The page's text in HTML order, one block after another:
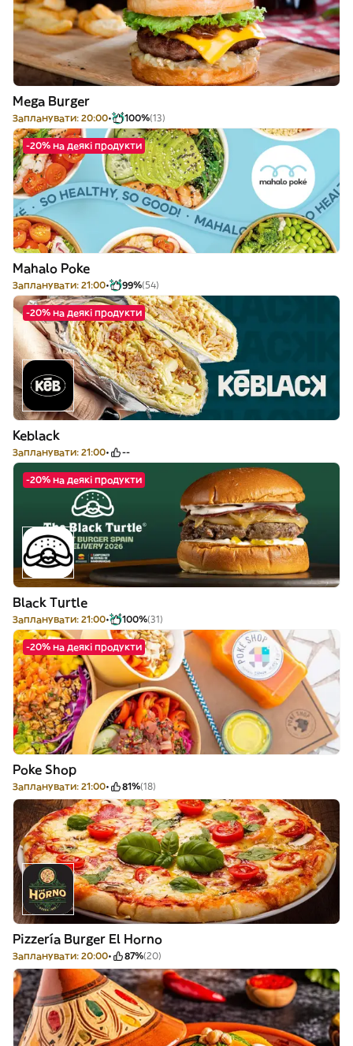
Mega Burger
Запланувати: 20:00 100%(13)
-20% на деякі продукти
Mahalo Poke
Запланувати: 21:00 99%(54)
-20% на деякі продукти
Keblack
Запланувати: 21:00 --
-20% на деякі продукти
Black Turtle
Запланувати: 21:00 100%(31)
-20% на деякі продукти
Poke Shop
Запланувати: 21:00 81%(18)
Pizzería Burger El Horno
Запланувати: 20:00 87%(20)